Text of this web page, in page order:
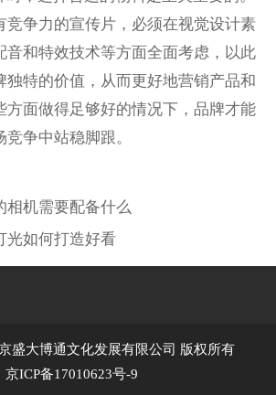
竞争力的宣传片，必须在视觉设计素
音和特效技术等方面全面考虑，以此
独特的价值，从而更好地营销产品和
方面做得足够好的情况下，品牌才能
争中站稳脚跟。
相机需要配备什么
光如何打造好看
盛大博通文化发展有限公司 版权所有
京ICP备17010623号-9